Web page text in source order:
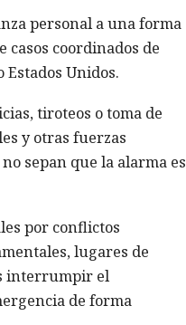
personal a una forma
casos coordinados de
Unidos.
tiroteos o toma de
y otras fuerzas
sepan que la alarma es
por conflictos
lugares de
interrumpir el
de forma